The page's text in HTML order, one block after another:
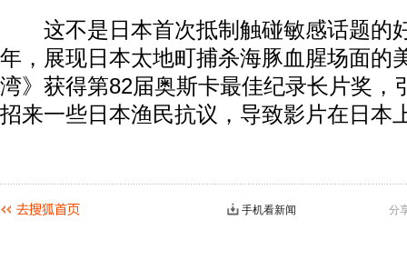
这不是日本首次抵制触碰敏感话题的
年，展现日本太地町捕杀海豚血腥场面的
湾》获得第82届奥斯卡最佳纪录长片奖，
招来一些日本渔民抗议，导致影片在日本
分
手机看新闻